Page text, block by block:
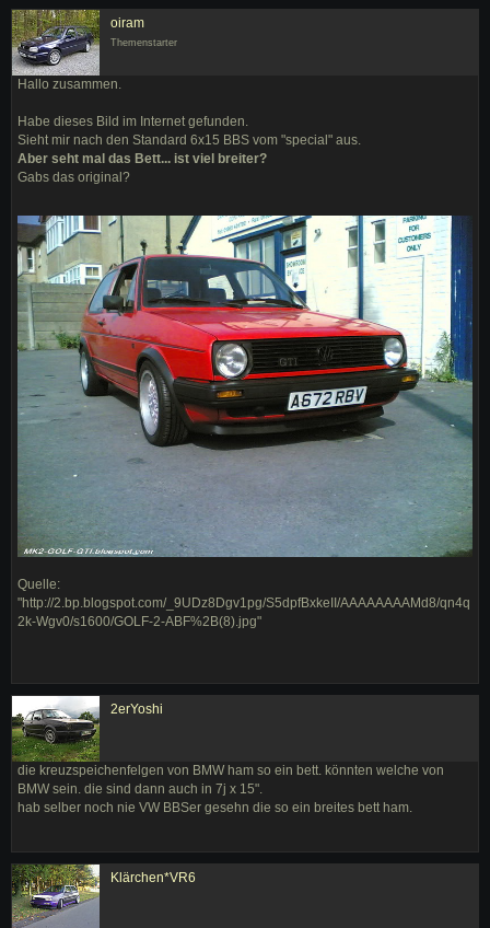
oiram
Themenstarter
Hallo zusammen.
Habe dieses Bild im Internet gefunden.
Sieht mir nach den Standard 6x15 BBS vom "special" aus.
Aber seht mal das Bett... ist viel breiter?
Gabs das original?
Quelle:
"http://2.bp.blogspot.com/_9UDz8Dgv1pg/S5dpfBxkeII/AAAAAAAAMd8/qn4q
2k-Wgv0/s1600/GOLF-2-ABF%2B(8).jpg"
2erYoshi
die kreuzspeichenfelgen von BMW ham so ein bett. könnten welche von
BMW sein. die sind dann auch in 7j x 15".
hab selber noch nie VW BBSer gesehn die so ein breites bett ham.
Klärchen*VR6